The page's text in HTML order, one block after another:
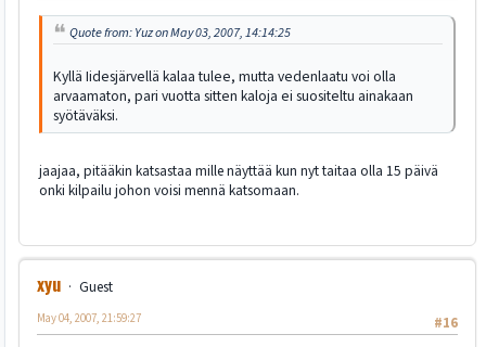
Quote from: Yuz on May 03, 2007, 14:14:25
Kyllä Iidesjärvellä kalaa tulee, mutta vedenlaatu voi olla
arvaamaton, pari vuotta sitten kaloja ei suositeltu ainakaan
syötäväksi.
jaajaa, pitääkin katsastaa mille näyttää kun nyt taitaa olla 15 päivä
onki kilpailu johon voisi mennä katsomaan.
xyu
Guest
#16
May 04, 2007, 21:59:27